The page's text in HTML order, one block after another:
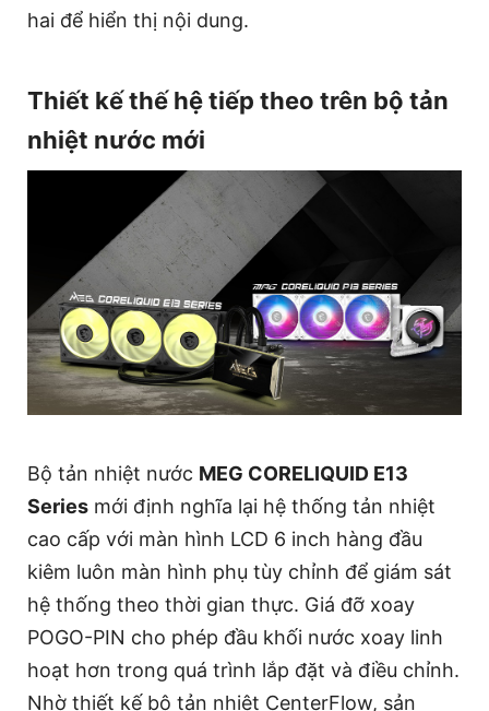
hai để hiển thị nội dung.
Thiết kế thế hệ tiếp theo trên bộ tản
nhiệt nước mới
Bộ tản nhiệt nước MEG CORELIQUID E13
Series mới định nghĩa lại hệ thống tản nhiệt
cao cấp với màn hình LCD 6 inch hàng đầu
kiêm luôn màn hình phụ tùy chỉnh để giám sát
hệ thống theo thời gian thực. Giá đỡ xoay
POGO-PIN cho phép đầu khối nước xoay linh
hoạt hơn trong quá trình lắp đặt và điều chỉnh.
Nhờ thiết kế bộ tản nhiệt CenterFlow, sản